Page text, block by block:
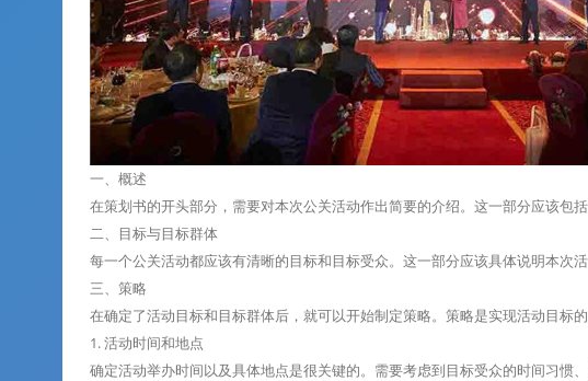
一、概述
在策划书的开头部分，需要对本次公关活动作出简要的介绍。这一部分应该包
二、目标与目标群体
每一个公关活动都应该有清晰的目标和目标受众。这一部分应该具体说明本次
三、策略
在确定了活动目标和目标群体后，就可以开始制定策略。策略是实现活动目标
1. 活动时间和地点
确定活动举办时间以及具体地点是很关键的。需要考虑到目标受众的时间习惯、